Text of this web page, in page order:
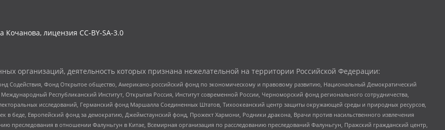
Кочанова, лицензия CC-BY-SA-3.0
организаций, деятельность которых признана нежелательной на территории Российской Федерации:
Содействия, Фонд Открытое общество, Американо-российский фонд по экономическому и правовому развитию, Национальный Демократический
Республиканский Институт, Открытая Россия, Институт современной России, Черноморский фонд регионального сотрудничества,
исследований, Германский фонд Маршалла Соединенных Штатов, Тихоокеанский центр защиты окружающей среды и природных ресурсов,
в беде, Европейский фонд за демократию, Джеймстаунский фонд, Прожект Хармони, Родники дракона, Врачи против насильственного извлечения
преследования в отношении Фалуньгун в Китае, Всемирная организация по расследованию преследований Фалуньгун, Пражский гражданский центр,